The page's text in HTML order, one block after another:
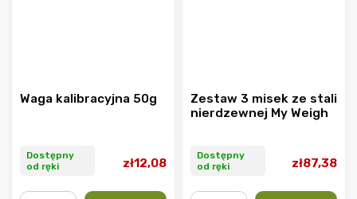
Waga kalibracyjna 50g
Dostępny
od ręki
zł12,08
Zestaw 3 misek ze stali
nierdzewnej My Weigh
Dostępny
od ręki
zł87,38